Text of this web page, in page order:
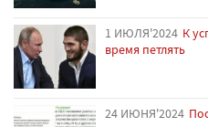
1 ИЮЛЯ'2024 К
время петлять
24 ИЮНЯ'2024